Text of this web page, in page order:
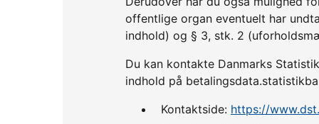
offentlige organ eventuelt har
indhold) og § 3, stk. 2
Du kan kontakte Danmarks
indhold på
Kontaktside: https://